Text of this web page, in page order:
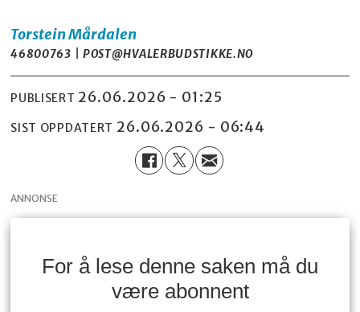
TorsteinMårdalen
46800763 | POST@HVALERBUDSTIKKE.NO
PUBLISERT 26.06.2026 - 01:25
SIST OPPDATERT 26.06.2026 - 06:44
ANNONSE
For å lese denne saken må du
være abonnent